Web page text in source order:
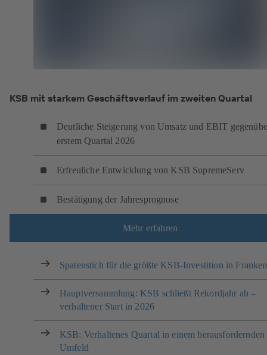
KSB mit starkem Geschäftsverlauf im zweiten Quartal
Deutliche Steigerung von Umsatz und EBIT
erstem Quartal 2026
Erfreuliche Entwicklung von KSB SupremeServ
Bestätigung der Jahresprognose
Mehr erfahren
Spatenstich für die größte KSB-Investition in
Hauptversammlung: KSB schließt Rekordjahr ab –
verhaltener Start in 2026
KSB: Verhaltenes Quartal in einem herausfordernden
Umfeld